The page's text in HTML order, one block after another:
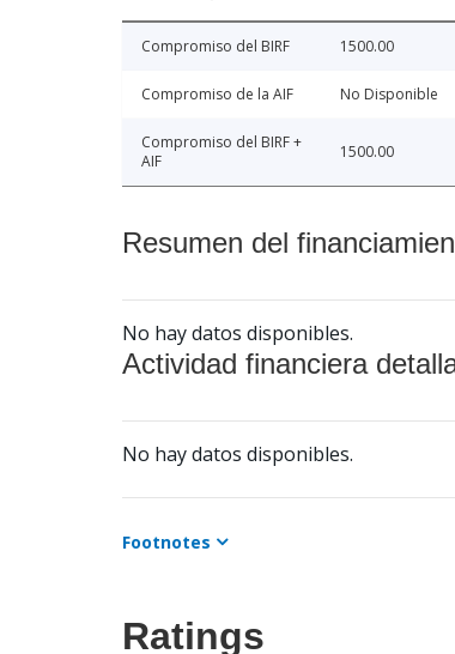
Compromiso del BIRF 1500.00
Compromiso de la AIF No Disponible
Compromiso del BIRF +
AIF
1500.00
Resumen del
No hay datos disponibles.
Actividad financiera
No hay datos disponibles.
Footnotes
Ratings